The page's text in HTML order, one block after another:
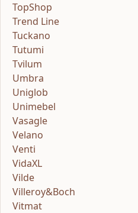
TopShop
Trend Line
Tuckano
Tutumi
Tvilum
Umbra
Uniglob
Unimebel
Vasagle
Velano
Venti
VidaXL
Vilde
Villeroy&Boch
Vitmat